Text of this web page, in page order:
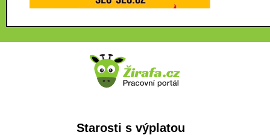
Starosti s výplatou